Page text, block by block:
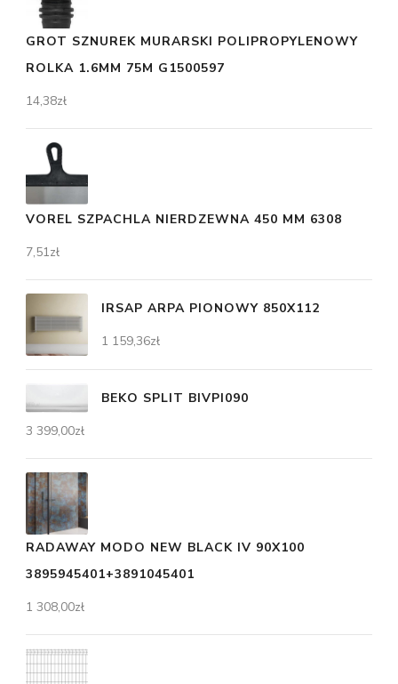
GROT SZNUREK MURARSKI POLIPROPYLENOWY
ROLKA 1.6MM 75M G1500597
14,38zł
VOREL SZPACHLA NIERDZEWNA 450 MM 6308
7,51zł
IRSAP ARPA PIONOWY 850X112
1 159,36zł
BEKO SPLIT BIVPI090
3 399,00zł
RADAWAY MODO NEW BLACK IV 90X100
3895945401+3891045401
1 308,00zł